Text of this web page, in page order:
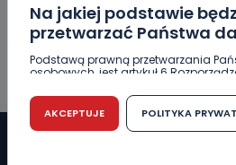
Na jakiej podstawie
przetwarzać Państwa
Podstawą prawną przetwarzania
osobowych, jest artykuł 6
r. w sprawie ochrony osób fizycznych
przetwarzaniem danych osobowych
swobodnego przepływu takich
dyrektywy 95/46/WE (RODO).
AKCEPTUJE POLITYKA